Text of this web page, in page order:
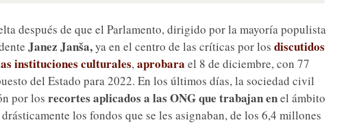
después de que el Parlamento, dirigido por la mayoría populista
Janez Janša,ya en el centro de las críticas por los discutidos
instituciones culturales,aprobara el 8 de diciembre, con 77
del Estado para 2022. En los últimos días, la sociedad civil
por los recortes aplicados a las ONG que trabajan enel ámbito
los fondos que se les asignaban, de los 6,4 millones